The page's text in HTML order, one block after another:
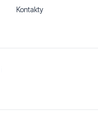
Kontakty